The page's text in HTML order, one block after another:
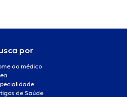
por
do médico
de Saúde